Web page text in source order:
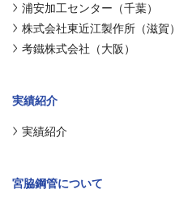
浦安加工センター（千葉）
株式会社東近江製作所（滋賀）
考鐵株式会社（大阪）
実績紹介
実績紹介
宮脇鋼管について